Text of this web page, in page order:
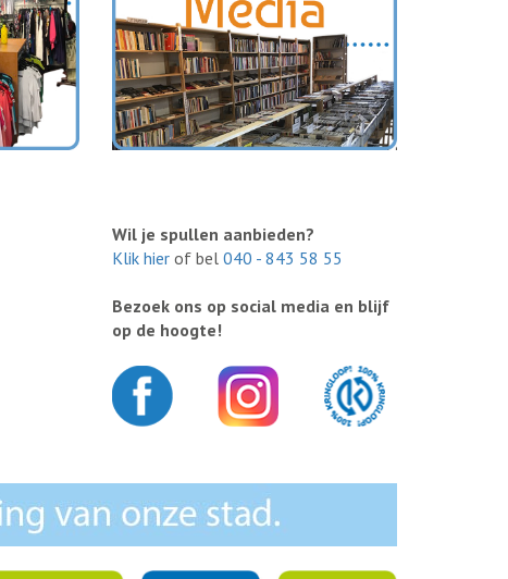
Wil je spullen aanbieden?
Klik hierof bel 040 - 843 58 55
Bezoek ons op social media en blijf
op de hoogte!